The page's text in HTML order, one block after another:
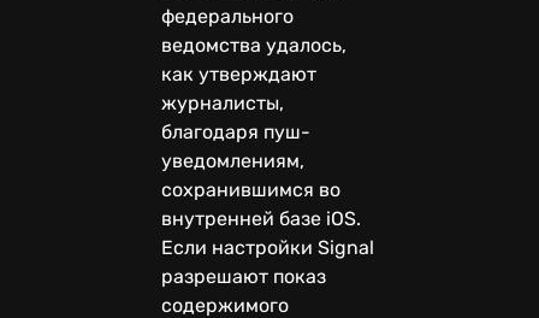
федерального
ведомства удалось,
как утверждают
журналисты,
благодаря пуш-
уведомлениям,
сохранившимся во
внутренней базе iOS.
Если настройки Signal
разрешают показ
содержимого